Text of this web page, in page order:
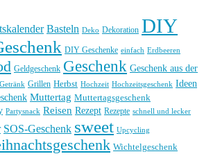
Basteln Deko Dekoration DIY
DIY Geschenke einfach Erdbeeren
Geldgeschenk Geschenk Geschenk aus der
Getränk Grillen Herbst Hochzeit Hochzeitsgeschenk Ideen
Muttertag Muttertagsgeschenk
Partysnack Reisen Rezept Rezepte schnell und lecker
SOS-Geschenk sweet Upcycling
Wichtelgeschenk